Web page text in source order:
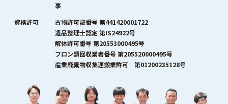
事
資格許可
古物許可証番号 第441420001722
遺品整理士認定 第IS24922号
解体許可番号 第20553000495号
フロン類回収業者番号 第205520000495号
産業廃棄物収集運搬業許可 第01200235128号